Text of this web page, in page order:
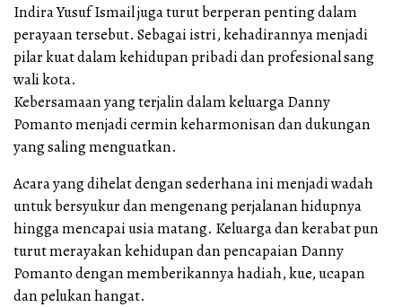
Indira Yusuf Ismail juga turut berperan penting dalam
perayaan tersebut. Sebagai istri, kehadirannya menjadi
pilar kuat dalam kehidupan pribadi dan profesional sang
wali kota.
Kebersamaan yang terjalin dalam keluarga Danny
Pomanto menjadi cermin keharmonisan dan dukungan
yang saling menguatkan.
Acara yang dihelat dengan sederhana ini menjadi wadah
untuk bersyukur dan mengenang perjalanan hidupnya
hingga mencapai usia matang. Keluarga dan kerabat pun
turut merayakan kehidupan dan pencapaian Danny
Pomanto dengan memberikannya hadiah, kue, ucapan
dan pelukan hangat.